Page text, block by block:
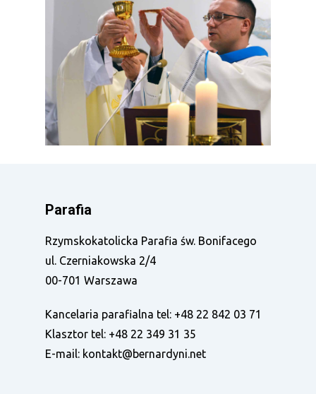
Parafia
Rzymskokatolicka Parafia św. Bonifacego
ul. Czerniakowska 2/4
00-701 Warszawa
Kancelaria parafialna tel: +48 22 842 03 71
Klasztor tel: +48 22 349 31 35
E-mail: kontakt@bernardyni.net